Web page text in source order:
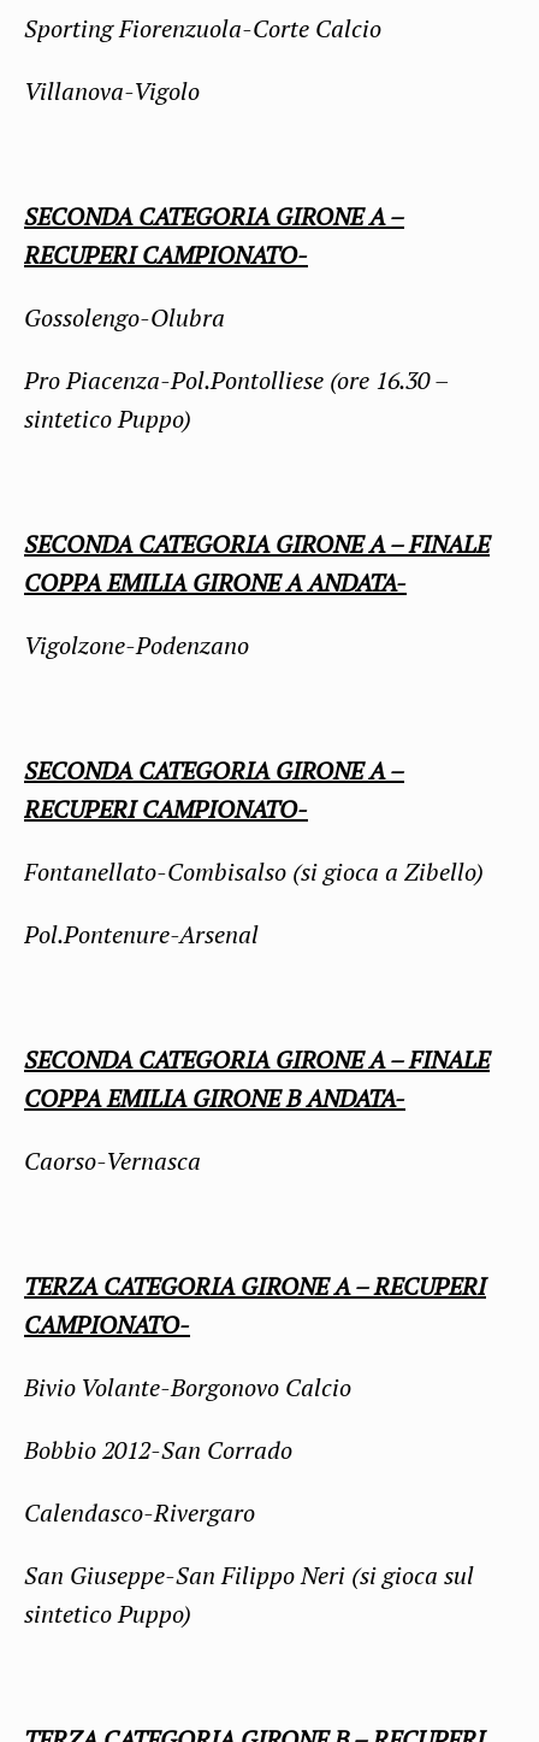
Sporting Fiorenzuola-Corte Calcio
Villanova-Vigolo
SECONDA CATEGORIA GIRONE A –
RECUPERI CAMPIONATO-
Gossolengo-Olubra
Pro Piacenza-Pol.Pontolliese (ore 16.30 –
sintetico Puppo)
SECONDA CATEGORIA GIRONE A – FINALE
COPPA EMILIA GIRONE A ANDATA-
Vigolzone-Podenzano
SECONDA CATEGORIA GIRONE A –
RECUPERI CAMPIONATO-
Fontanellato-Combisalso (si gioca a Zibello)
Pol.Pontenure-Arsenal
SECONDA CATEGORIA GIRONE A – FINALE
COPPA EMILIA GIRONE B ANDATA-
Caorso-Vernasca
TERZA CATEGORIA GIRONE A – RECUPERI
CAMPIONATO-
Bivio Volante-Borgonovo Calcio
Bobbio 2012-San Corrado
Calendasco-Rivergaro
San Giuseppe-San Filippo Neri (si gioca sul
sintetico Puppo)